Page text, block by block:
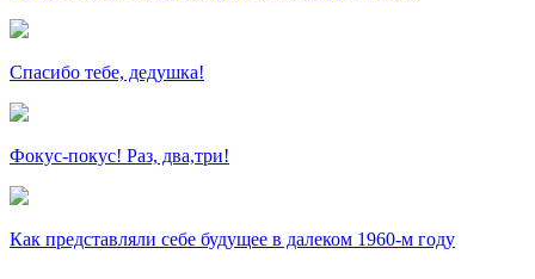
Спасибо тебе, дедушка!
Фокус-покус! Раз, два,три!
Как представляли себе будущее в далеком 1960-м году